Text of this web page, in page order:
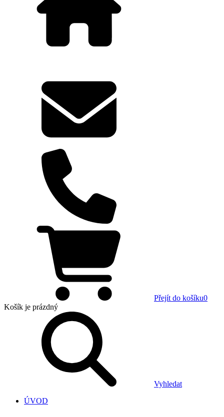
Přejít do košíku0
Košík je prázdný
Vyhledat
ÚVOD